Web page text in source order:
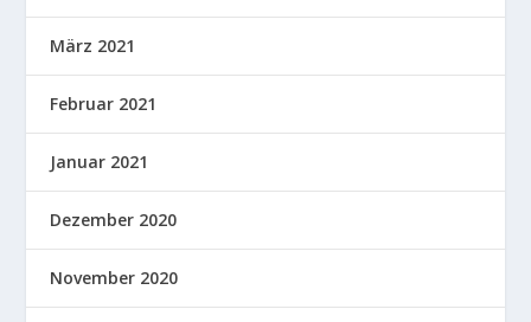
März 2021
Februar 2021
Januar 2021
Dezember 2020
November 2020